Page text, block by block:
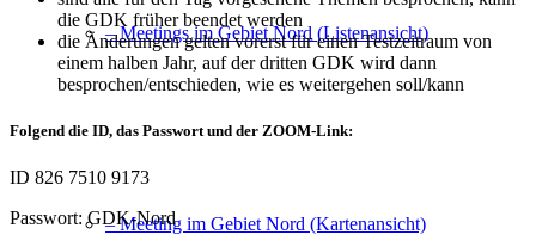
– Meetings im Gebiet Nord (Listenansicht)
– Meeting im Gebiet Nord (Kartenansicht)
die GDK früher beendet werden
die Änderungen gelten vorerst für einen Testzeitraum von
einem halben Jahr, auf der dritten GDK wird dann
besprochen/entschieden, wie es weitergehen soll/kann
Folgend die ID, das Passwort und der ZOOM-Link:
ID 826 7510 9173
Passwort: GDK-Nord